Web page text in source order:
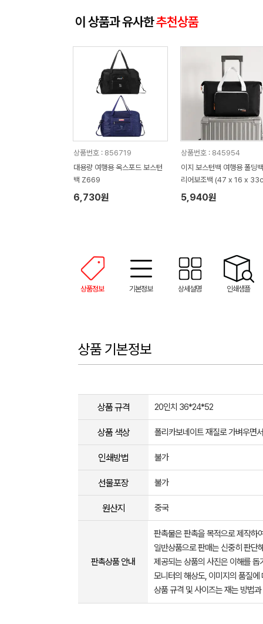
이 상품과 유사한추천상품
상품번호 : 856719
대용량 여행용 옥스포드 보스턴
백 Z669
6,730원
상품번호 : 845954
이지 보스턴백 여행용 폴딩
리어보조백 (47 x 16 x
5,940원
상품정보 기본정보 상세설명 인쇄샘플
상품 기본정보
상품 규격 20인치 36*24*52
상품 색상 폴리카보네이트 재질로 가벼우면
인쇄방법 불가
선물포장 불가
원산지 중국
판촉상품 안내
판촉물은 판촉을 목적으로 제작하
일반상품으로 판매는 신중히 판단
제공되는 상품의 사진은 이해를
모니터의 해상도, 이미지의 품질
상품 규격 및 사이즈는 재는 방법